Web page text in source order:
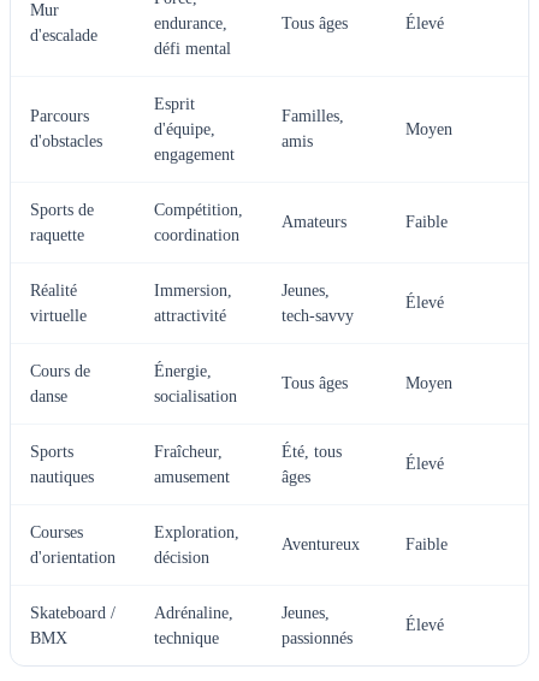
Mur
d'escalade
endurance,
défi mental
Tous âges Élevé
Parcours
d'obstacles
Esprit
d'équipe,
engagement
Familles,
amis
Moyen
Sports de
raquette
Compétition,
coordination
Amateurs Faible
Réalité
virtuelle
Immersion,
attractivité
Jeunes,
tech-savvy
Élevé
Cours de
danse
Énergie,
socialisation
Tous âges Moyen
Sports
nautiques
Fraîcheur,
amusement
Été, tous
âges
Élevé
Courses
d'orientation
Exploration,
décision
Aventureux Faible
Skateboard /
BMX
Adrénaline,
technique
Jeunes,
passionnés
Élevé